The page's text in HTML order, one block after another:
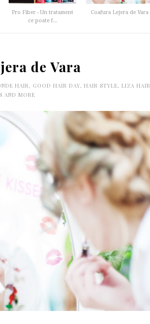
Pro Fiber - Un tratament
ce poate f...
Coafura Lejera de Vara
de Vara
HAIR, GOOD HAIR DAY, HAIR STYLE, LIZA HAIR
AND MORE